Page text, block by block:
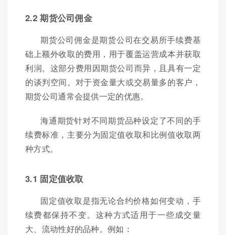
2.2 期货公司佣金
期货公司佣金是期货公司在交易所手续费基
础上额外收取的费用，用于覆盖运营成本并获取
利润。这部分费用因期货公司而异，且具有一定
的谈判空间。对于资金量大或交易量多的客户，
期货公司通常会提供一定的优惠。
海通期货针对不同期货品种设定了不同的手
续费标准，主要分为固定值收取和比例值收取两
种方式。
3.1 固定值收取
固定值收取是指无论合约价格如何变动，手
续费都保持不变。这种方式适用于一些成交量
大、流动性好的品种。例如：